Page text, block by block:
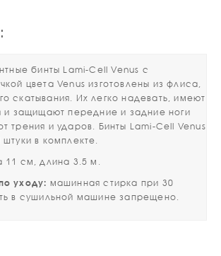
бинты Lami-Cell Venus с
цвета Venus изготовлены из флиса,
скатывания. Их легко надевать, имеют
и защищают передние и задние ноги
трения и ударов. Бинты Lami-Cell Venus
в комплекте.
11 см, длина 3.5 м.
уходу: машинная стирка при 30
в сушильной машине запрещено.